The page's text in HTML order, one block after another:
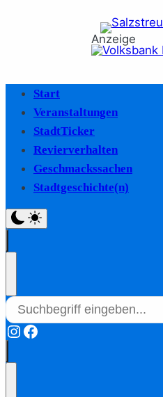
Anzeige
Start
Veranstaltungen
StadtTicker
Revierverhalten
Geschmackssachen
Stadtgeschichte(n)
Instagram
Facebook